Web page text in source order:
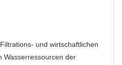
und wirtschaftlichen
Wasserressourcen der